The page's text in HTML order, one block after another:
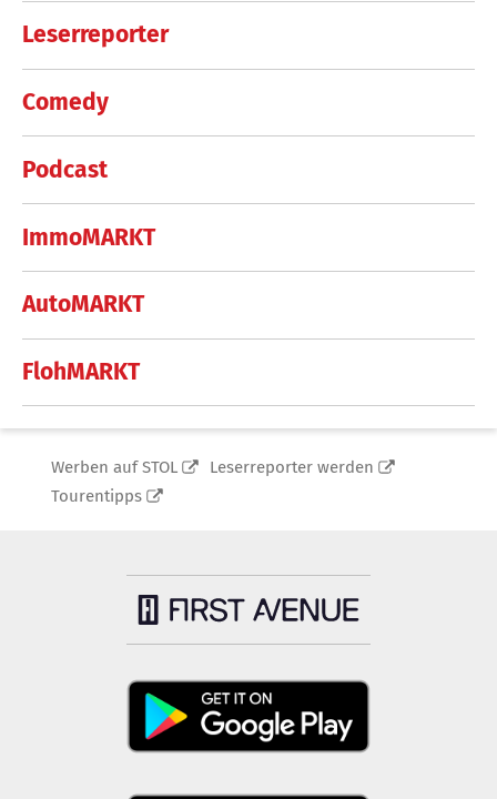
Leserreporter
Comedy
Podcast
ImmoMARKT
AutoMARKT
FlohMARKT
Werben auf STOL
Leserreporter werden
Tourentipps